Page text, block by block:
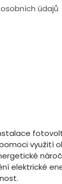
údajů
využití
elektrické